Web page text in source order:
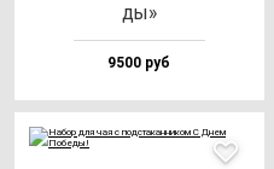
ды»
9500 руб